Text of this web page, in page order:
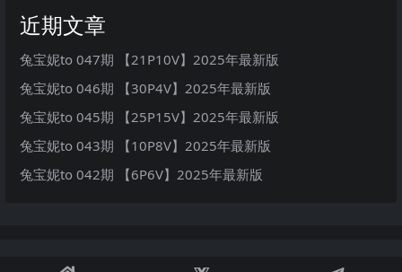
近期文章
兔宝妮to 047期 【21P10V】2025年最新版
兔宝妮to 046期 【30P4V】2025年最新版
兔宝妮to 045期 【25P15V】2025年最新版
兔宝妮to 043期 【10P8V】2025年最新版
兔宝妮to 042期 【6P6V】2025年最新版